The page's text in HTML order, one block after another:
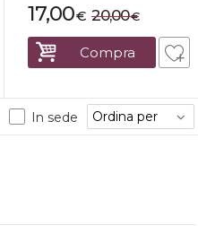
€
17,00 €
20,00
Compra
In sede